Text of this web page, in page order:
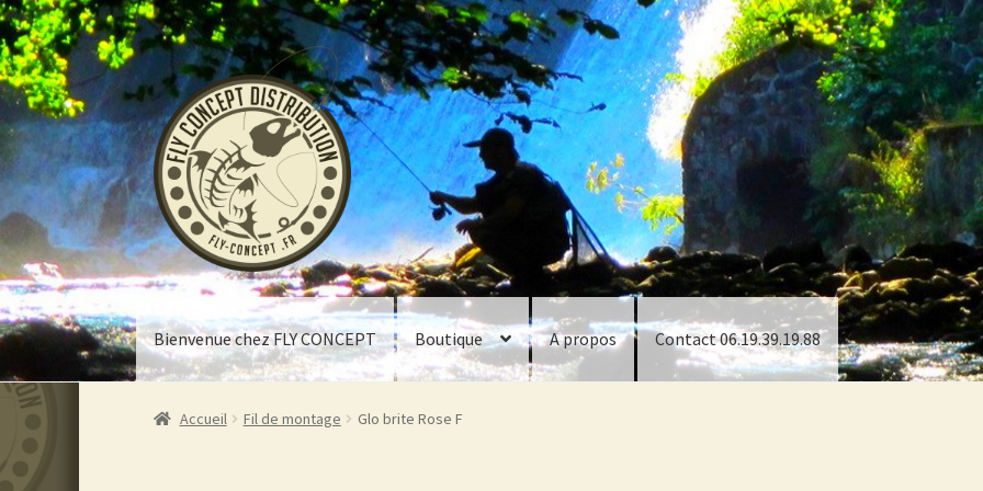
Aller
à
la
navigation
Aller
au
contenu
Bienvenue chez FLY CONCEPT Boutique A propos Contact 06.19.39.19.88
Accueil Fil de montage Glo brite Rose F